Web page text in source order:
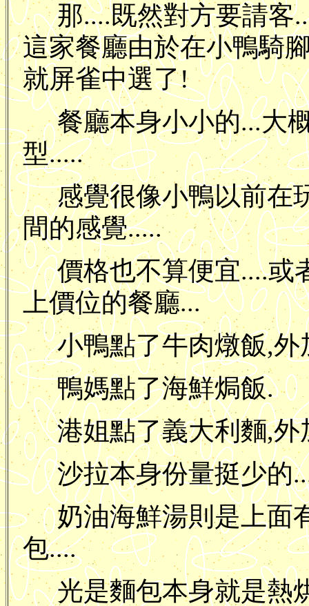
那....既然對方要請客
這家餐廳由於在小鴨騎
就屏雀中選了!
餐廳本身小小的...大
型.....
感覺很像小鴨以前在
間的感覺.....
價格也不算便宜....或
上價位的餐廳...
小鴨點了牛肉燉飯,
鴨媽點了海鮮焗飯.
港姐點了義大利麵,
沙拉本身份量挺少的
奶油海鮮湯則是上面
包....
光是麵包本身就是熱